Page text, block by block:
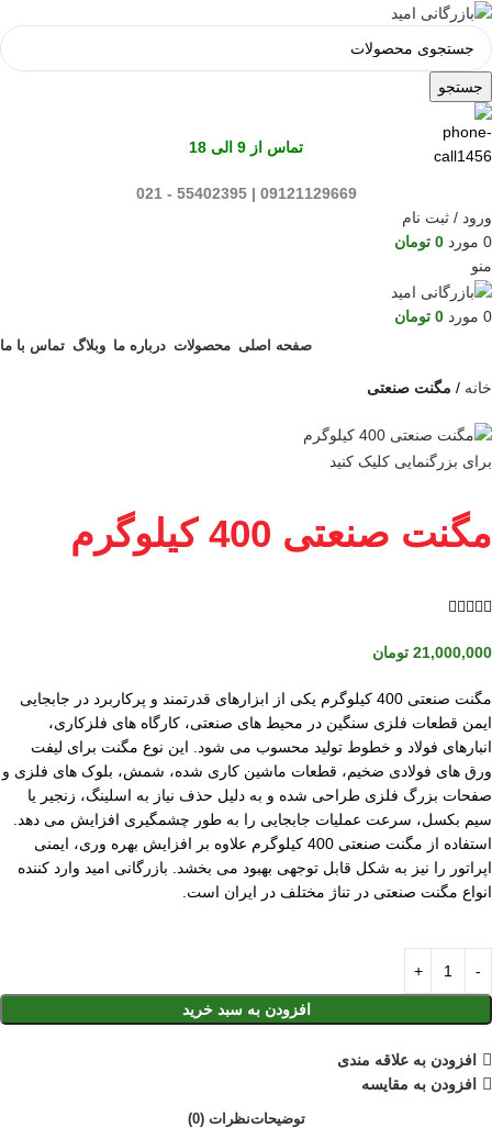
جستجو
تماس از 9 الی 18
09121129669 | 55402395 - 021
ورود / ثبت نام
0 مورد 0 تومان
منو
0 مورد 0 تومان
صفحه اصلی محصولات درباره ما وبلاگ تماس با ما
خانه مگنت صنعتی
برای بزرگنمایی کلیک کنید
مگنت صنعتی 400 کیلوگرم

21,000,000 تومان
مگنت صنعتی 400 کیلوگرم یکی از ابزارهای قدرتمند و پرکاربرد در جابجایی
ایمن قطعات فلزی سنگین در محیط های صنعتی، کارگاه های فلزکاری،
انبارهای فولاد و خطوط تولید محسوب می شود. این نوع مگنت برای لیفت
ورق های فولادی ضخیم، قطعات ماشین کاری شده، شمش، بلوک های فلزی و
صفحات بزرگ فلزی طراحی شده و به دلیل حذف نیاز به اسلینگ، زنجیر یا
سیم بکسل، سرعت عملیات جابجایی را به طور چشمگیری افزایش می دهد.
استفاده از مگنت صنعتی 400 کیلوگرم علاوه بر افزایش بهره وری، ایمنی
اپراتور را نیز به شکل قابل توجهی بهبود می بخشد. بازرگانی امید وارد کننده
انواع مگنت صنعتی در تناژ مختلف در ایران است.
افزودن به سبد خرید
افزودن به علاقه مندی
افزودن به مقایسه
توضیحاتنظرات (0)